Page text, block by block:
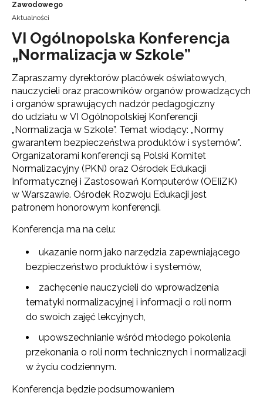
Zawodowego
Aktualności
VI Ogólnopolska Konferencja
„Normalizacja w Szkole”
Zapraszamy dyrektorów placówek oświatowych,
nauczycieli oraz pracowników organów prowadzących
i organów sprawujących nadzór pedagogiczny
do udziału w VI Ogólnopolskiej Konferencji
„Normalizacja w Szkole”. Temat wiodący: „Normy
gwarantem bezpieczeństwa produktów i systemów”.
Organizatorami konferencji są Polski Komitet
Normalizacyjny (PKN) oraz Ośrodek Edukacji
Informatycznej i Zastosowań Komputerów (OEIiZK)
w Warszawie. Ośrodek Rozwoju Edukacji jest
patronem honorowym konferencji.
Konferencja ma na celu:
ukazanie norm jako narzędzia zapewniającego
bezpieczeństwo produktów i systemów,
zachęcenie nauczycieli do wprowadzenia
tematyki normalizacyjnej i informacji o roli norm
do swoich zajęć lekcyjnych,
upowszechnianie wśród młodego pokolenia
przekonania o roli norm technicznych i normalizacji
w życiu codziennym.
Konferencja będzie podsumowaniem